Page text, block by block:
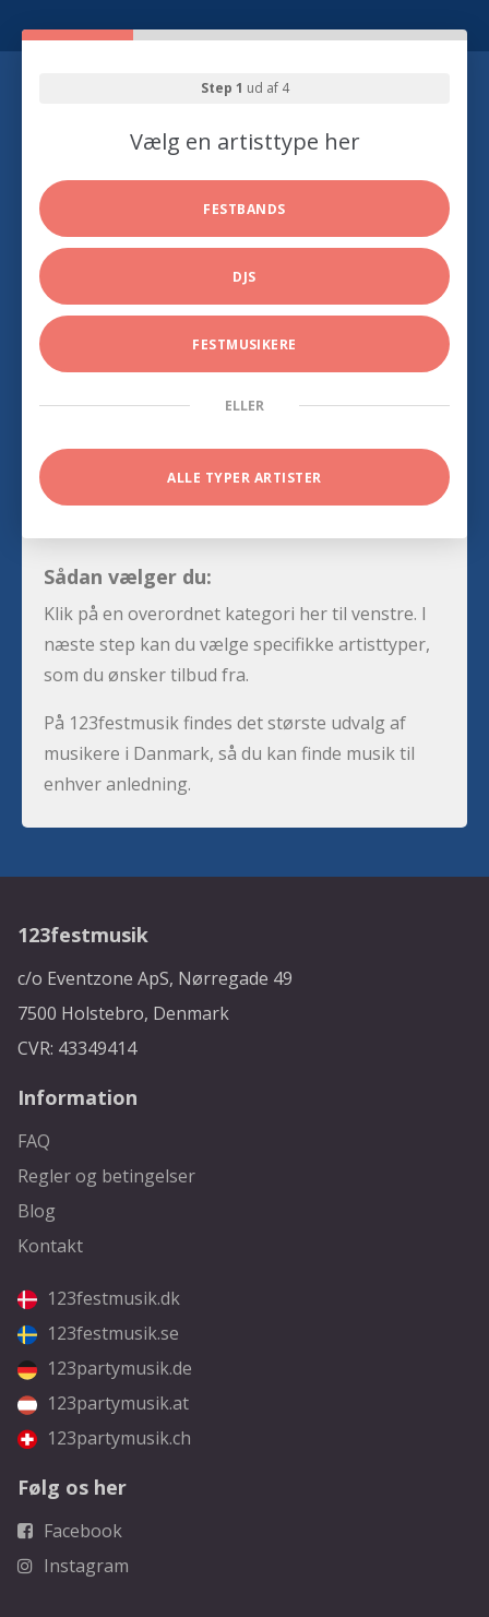
Step 1 ud af 4
Vælg en artisttype her
FESTBANDS
DJS
FESTMUSIKERE
ELLER
ALLE TYPER ARTISTER
Sådan vælger du:
Klik på en overordnet kategori her til venstre. I
næste step kan du vælge specifikke artisttyper,
som du ønsker tilbud fra.
På 123festmusik findes det største udvalg af
musikere i Danmark, så du kan finde musik til
enhver anledning.
123festmusik
c/o Eventzone ApS, Nørregade 49
7500 Holstebro, Denmark
CVR: 43349414
Information
FAQ
Regler og betingelser
Blog
Kontakt
123festmusik.dk
123festmusik.se
123partymusik.de
123partymusik.at
123partymusik.ch
Følg os her
Facebook
Instagram